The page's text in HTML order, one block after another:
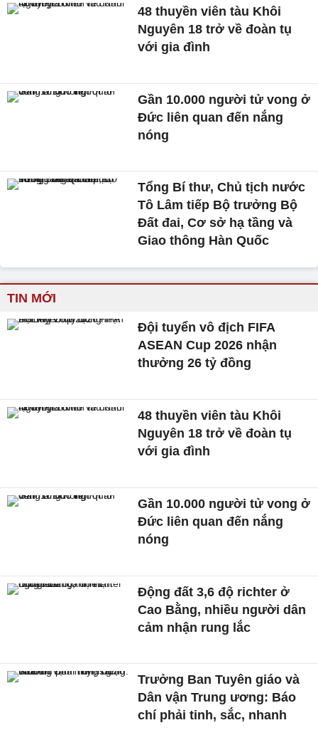
48 thuyền viên tàu Khôi
Nguyên 18 trở về đoàn tụ
với gia đình
Gần 10.000 người tử vong ở
Đức liên quan đến nắng
nóng
Tổng Bí thư, Chủ tịch nước
Tô Lâm tiếp Bộ trưởng Bộ
Đất đai, Cơ sở hạ tầng và
Giao thông Hàn Quốc
TIN MỚI
Đội tuyển vô địch FIFA
ASEAN Cup 2026 nhận
thưởng 26 tỷ đồng
48 thuyền viên tàu Khôi
Nguyên 18 trở về đoàn tụ
với gia đình
Gần 10.000 người tử vong ở
Đức liên quan đến nắng
nóng
Động đất 3,6 độ richter ở
Cao Bằng, nhiều người dân
cảm nhận rung lắc
Trưởng Ban Tuyên giáo và
Dân vận Trung ương: Báo
chí phải tinh, sắc, nhanh